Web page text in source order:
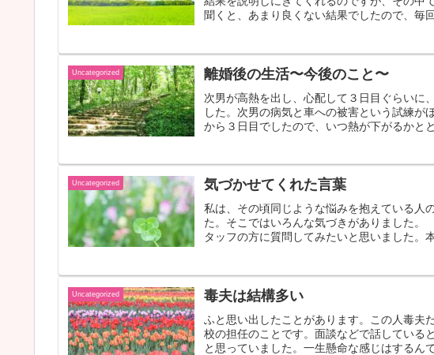
聞くと、あまり良くない結果でしたので、毎
Uncategorized 離婚後の生活〜今後のこと〜
次男が高熱を出し、心配して３日目ぐらいに
した。次男の病気と車への被害という試練
から３日目でしたので、いつ熱が下がるかと
Uncategorized 気づかせてくれた言葉
私は、その頃同じような悩みを抱えている人
た。そこではいろんな気づきがありました
タッフの方に質問してみたいと思いました。
Uncategorized 毒夫は結構多い
ふと思い出したことがあります。この人毒
校の担任のことです。面談などで話している
と思っていました。一生懸命な感じはするん